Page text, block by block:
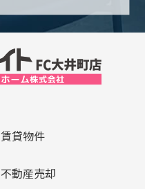
賃貸物件
不動産売却